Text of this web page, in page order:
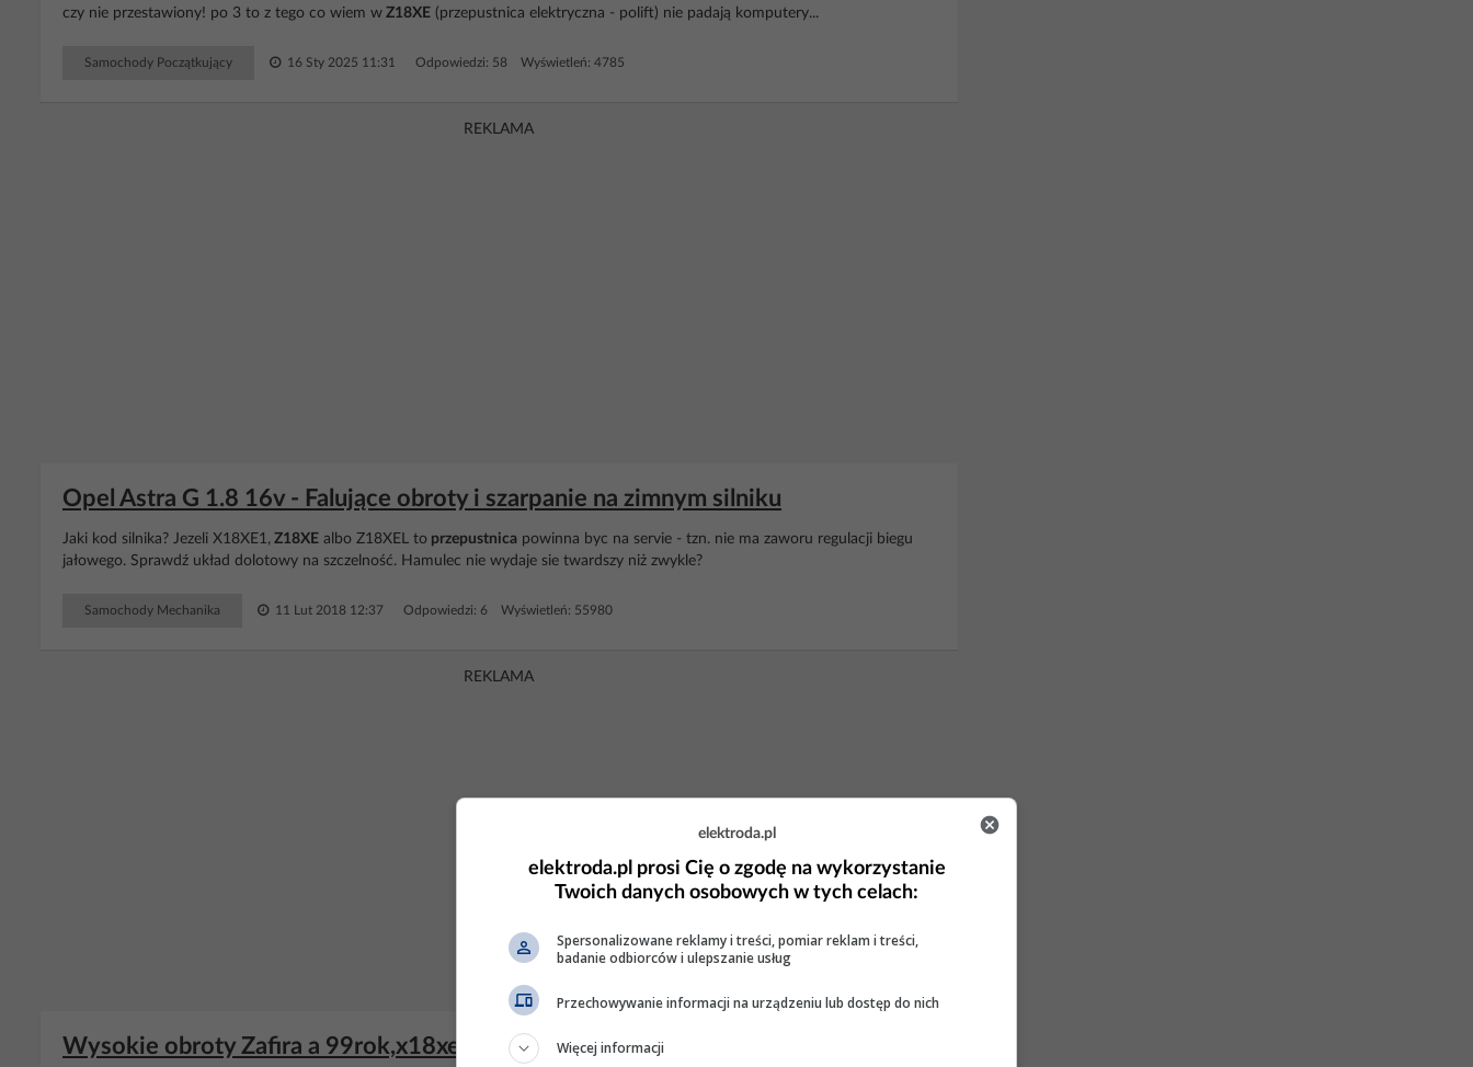
czy nie przestawiony! po 3 to z tego co wiem w Z18XE (przepustnica elektryczna - polift) nie padają komputery...
Samochody Początkujący 16 Sty 2025 11:31 Odpowiedzi: 58 Wyświetleń: 4785
REKLAMA
Opel Astra G 1.8 16v - Falujące obroty i szarpanie na zimnym silniku
Jaki kod silnika? Jezeli X18XE1, Z18XE albo Z18XEL to przepustnica powinna byc na servie - tzn. nie ma zaworu regulacji biegu
jałowego. Sprawdź układ dolotowy na szczelność. Hamulec nie wydaje sie twardszy niż zwykle?
Samochody Mechanika 11 Lut 2018 12:37 Odpowiedzi: 6 Wyświetleń: 55980
REKLAMA
Wysokie obroty Zafira a 99rok,x18xe1 benzyna bez gazu
elektroda.pl
elektroda.pl prosi Cię o zgodę na wykorzystanie
Twoich danych osobowych w tych celach:
Spersonalizowane reklamy i treści, pomiar reklam i treści,
badanie odbiorców i ulepszanie usług
Przechowywanie informacji na urządzeniu lub dostęp do nich
Więcej informacji